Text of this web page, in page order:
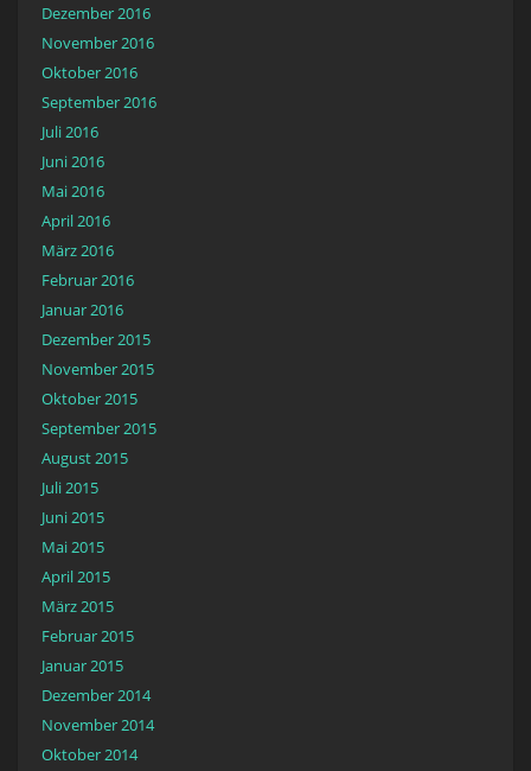
Dezember 2016
November 2016
Oktober 2016
September 2016
Juli 2016
Juni 2016
Mai 2016
April 2016
März 2016
Februar 2016
Januar 2016
Dezember 2015
November 2015
Oktober 2015
September 2015
August 2015
Juli 2015
Juni 2015
Mai 2015
April 2015
März 2015
Februar 2015
Januar 2015
Dezember 2014
November 2014
Oktober 2014